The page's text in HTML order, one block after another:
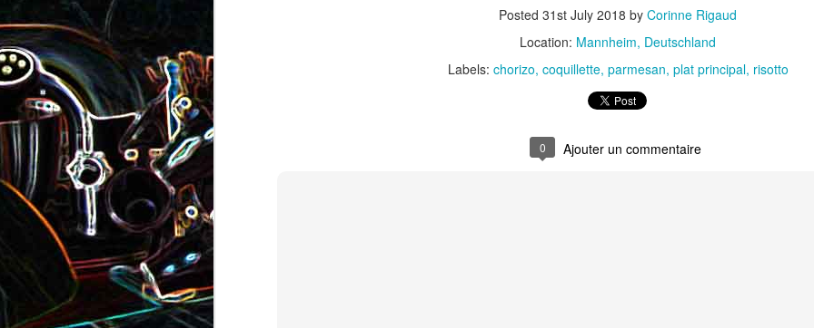
Posted 31st July 2018 by Corinne Rigaud
Location: Mannheim, Deutschland
Labels: chorizo coquillette parmesan plat principal risotto
0
Salade de vermicelles de riz,
aux crevettes et au
pamplemousse
Pizza au jambon Serrano et